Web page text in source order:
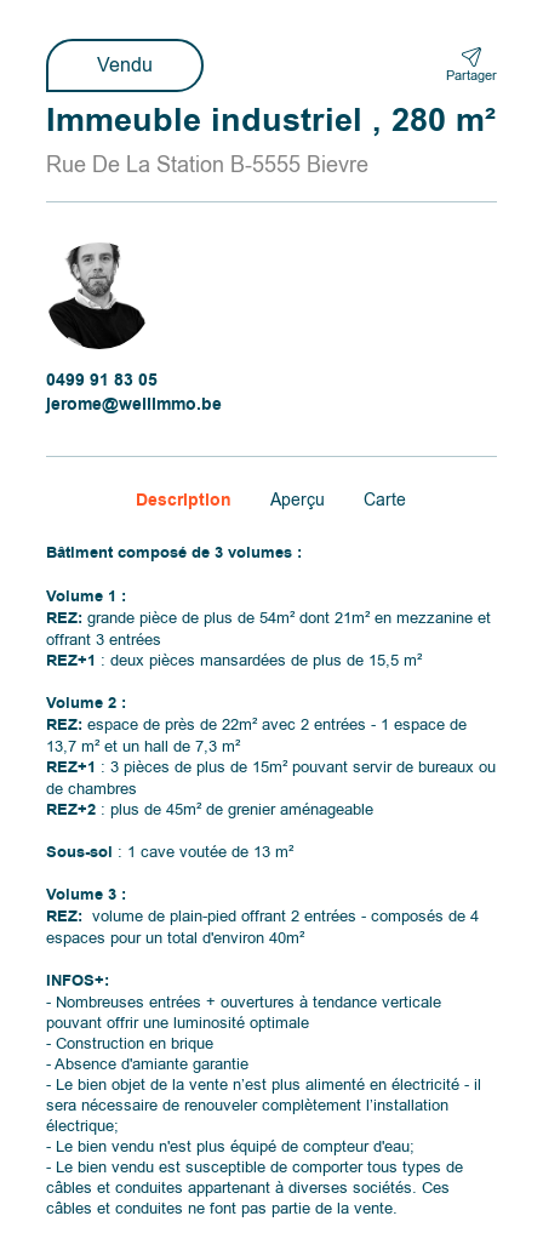
Vendu Partager
Immeuble industriel , 280 m²
Rue De La Station B-5555 Bievre
0499 91 83 05
jerome@wellimmo.be
Description Aperçu Carte
Bâtiment composé de 3 volumes :
Volume 1 :
REZ: grande pièce de plus de 54m² dont 21m² en mezzanine et
offrant 3 entrées
REZ+1 : deux pièces mansardées de plus de 15,5 m²
Volume 2 :
REZ: espace de près de 22m² avec 2 entrées - 1 espace de
13,7 m² et un hall de 7,3 m²
REZ+1 : 3 pièces de plus de 15m² pouvant servir de bureaux ou
de chambres
REZ+2 : plus de 45m² de grenier aménageable
Sous-sol : 1 cave voutée de 13 m²
Volume 3 :
REZ: volume de plain-pied offrant 2 entrées - composés de 4
espaces pour un total d'environ 40m²
INFOS+:
- Nombreuses entrées + ouvertures à tendance verticale
pouvant offrir une luminosité optimale
- Construction en brique
- Absence d'amiante garantie
- Le bien objet de la vente n’est plus alimenté en électricité - il
sera nécessaire de renouveler complètement l’installation
électrique;
- Le bien vendu n'est plus équipé de compteur d'eau;
- Le bien vendu est susceptible de comporter tous types de
câbles et conduites appartenant à diverses sociétés. Ces
câbles et conduites ne font pas partie de la vente.